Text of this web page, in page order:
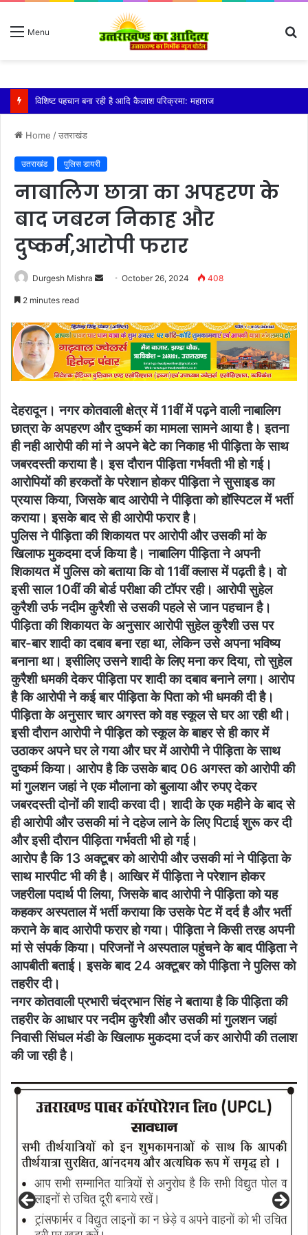
Menu
तेज बारिश से धर्मनगरी हरिद्वार हुई पानी-पानी
Home /उतराखंड
उतराखंड पुलिस डायरी
नाबालिग छात्रा का अपहरण के
बाद जबरन निकाह और
दुष्कर्म,आरोपी फरार
Durgesh Mishra
SendOctober 26, 2024 408
2 minutes read
देहरादून। नगर कोतवाली क्षेत्र में 11वीं में पढ़ने वाली नाबालिग
छात्रा के अपहरण और दुष्कर्म का मामला सामने आया है। इतना
ही नही आरोपी की मां ने अपने बेटे का निकाह भी पीड़िता के साथ
जबरदस्ती कराया है। इस दौरान पीड़िता गर्भवती भी हो गई।
आरोपियों की हरकतों के परेशान होकर पीड़िता ने सुसाइड का
प्रयास किया, जिसके बाद आरोपी ने पीड़िता को हॉस्पिटल में भर्ती
कराया। इसके बाद से ही आरोपी फरार है।
पुलिस ने पीड़िता की शिकायत पर आरोपी और उसकी मां के
खिलाफ मुकदमा दर्ज किया है। नाबालिग पीड़िता ने अपनी
शिकायत में पुलिस को बताया कि वो 11वीं क्लास में पढ़ती है। वो
इसी साल 10वीं की बोर्ड परीक्षा की टॉपर रही। आरोपी सुहेल
कुरैशी उर्फ नदीम कुरैशी से उसकी पहले से जान पहचान है।
पीड़िता की शिकायत के अनुसार आरोपी सुहेल कुरैशी उस पर
बार-बार शादी का दबाव बना रहा था, लेकिन उसे अपना भविष्य
बनाना था। इसीलिए उसने शादी के लिए मना कर दिया, तो सुहेल
कुरैशी धमकी देकर पीड़िता पर शादी का दबाव बनाने लगा। आरोप
है कि आरोपी ने कई बार पीड़िता के पिता को भी धमकी दी है।
पीड़िता के अनुसार चार अगस्त को वह स्कूल से घर आ रही थी।
इसी दौरान आरोपी ने पीड़ित को स्कूल के बाहर से ही कार में
उठाकर अपने घर ले गया और घर में आरोपी ने पीड़िता के साथ
दुष्कर्म किया। आरोप है कि उसके बाद 06 अगस्त को आरोपी की
मां गुलशन जहां ने एक मौलाना को बुलाया और रुपए देकर
जबरदस्ती दोनों की शादी करवा दी। शादी के एक महीने के बाद से
ही आरोपी और उसकी मां ने दहेज लाने के लिए पिटाई शुरू कर दी
और इसी दौरान पीड़िता गर्भवती भी हो गई।
आरोप है कि 13 अक्टूबर को आरोपी और उसकी मां ने पीड़िता के
साथ मारपीट भी की है। आखिर में पीड़िता ने परेशान होकर
जहरीला पदार्थ पी लिया, जिसके बाद आरोपी ने पीड़िता को यह
कहकर अस्पताल में भर्ती कराया कि उसके पेट में दर्द है और भर्ती
कराने के बाद आरोपी फरार हो गया। पीड़िता ने किसी तरह अपनी
मां से संपर्क किया। परिजनों ने अस्पताल पहुंचने के बाद पीड़िता ने
आपबीती बताई। इसके बाद 24 अक्टूबर को पीड़िता ने पुलिस को
तहरीर दी।
नगर कोतवाली प्रभारी चंद्रभान सिंह ने बताया है कि पीड़िता की
तहरीर के आधार पर नदीम कुरैशी और उसकी मां गुलशन जहां
निवासी सिंघल मंडी के खिलाफ मुकदमा दर्ज कर आरोपी की तलाश
की जा रही है।